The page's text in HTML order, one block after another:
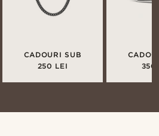
CADOURI SUB
250 LEI
350